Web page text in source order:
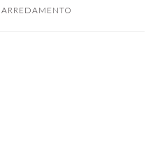
ARREDAMENTO